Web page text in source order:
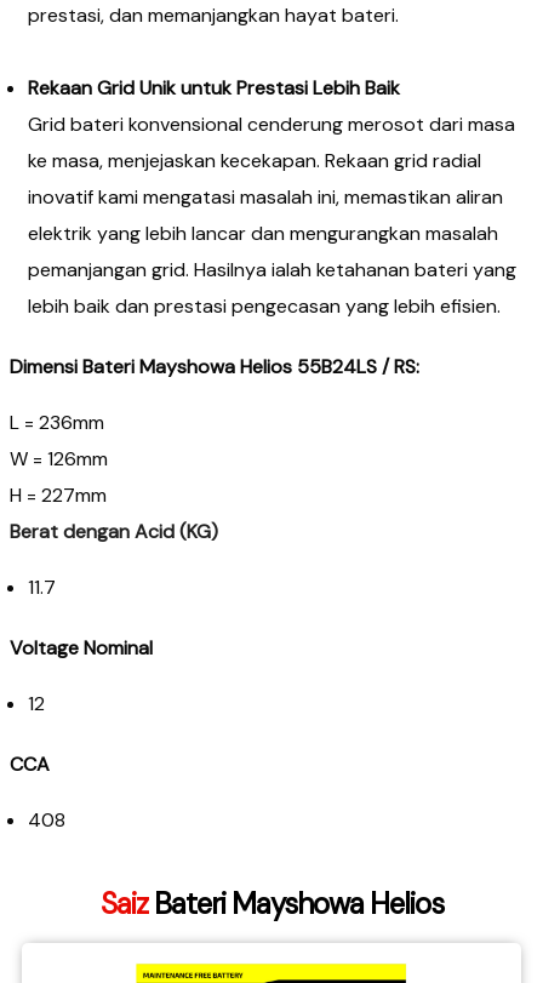
prestasi, dan memanjangkan hayat bateri.
Rekaan Grid Unik untuk Prestasi Lebih Baik
Grid bateri konvensional cenderung merosot dari masa
ke masa, menjejaskan kecekapan. Rekaan grid radial
inovatif kami mengatasi masalah ini, memastikan aliran
elektrik yang lebih lancar dan mengurangkan masalah
pemanjangan grid. Hasilnya ialah ketahanan bateri yang
lebih baik dan prestasi pengecasan yang lebih efisien.
Dimensi Bateri Mayshowa Helios 55B24LS / RS:
L = 236mm
W = 126mm
H = 227mm
Berat dengan Acid (KG)
11.7
Voltage Nominal
12
CCA
408
SaizBateri Mayshowa Helios